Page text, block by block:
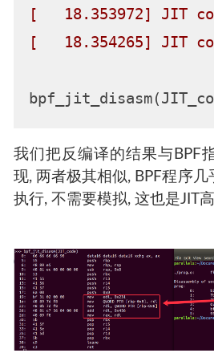
[   18.353972] JIT
[   18.354265] JIT
我们把反编译的结果与BPF
现, 两者极其相似, BPF程序
执行, 不需要模拟, 这也是JIT